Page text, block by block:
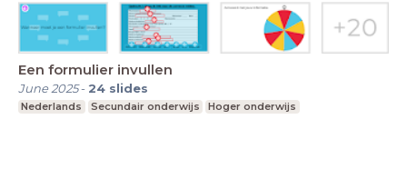
Een formulier invullen
June 2025- 24 slides
Nederlands Secundair onderwijs Hoger onderwijs